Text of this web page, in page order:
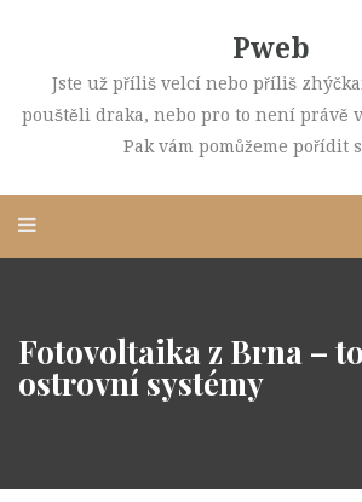
Pweb
Jste už příliš velcí nebo příliš
pouštěli draka, nebo pro to není právě
Pak vám pomůžeme pořídit
Fotovoltaika z Brna –
ostrovní systémy